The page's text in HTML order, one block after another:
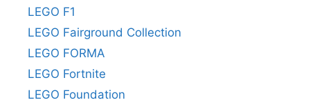
LEGO F1
LEGO Fairground Collection
LEGO FORMA
LEGO Fortnite
LEGO Foundation